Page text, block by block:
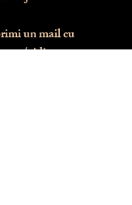
un mail cu
/ ridicare.